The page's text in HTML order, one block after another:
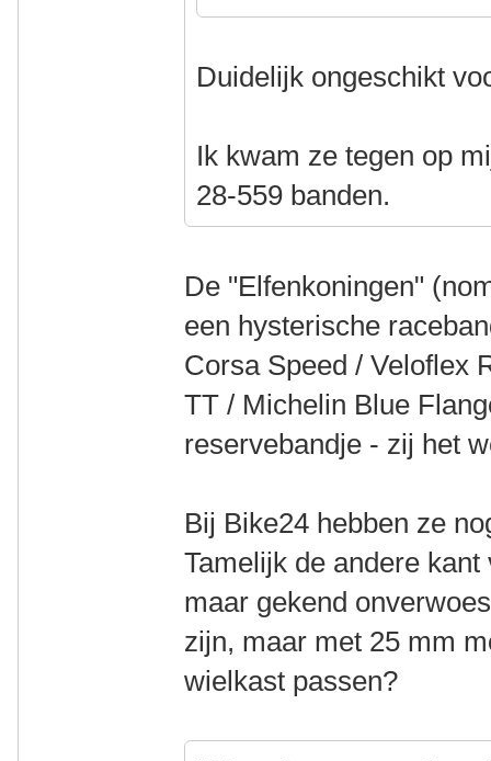
Duidelijk ongeschikt
Ik kwam ze tegen op
28-559 banden.
De "Elfenkoningen"
een hysterische
Corsa Speed / Veloflex
TT / Michelin Blue
reservebandje - zij het
Bij Bike24 hebben ze
Tamelijk de andere
maar gekend
zijn, maar met 25 mm
wielkast passen?